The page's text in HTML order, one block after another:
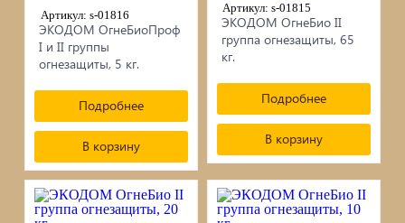
Артикул: s-01816
ЭКОДОМ ОгнеБиоПроф
I и II группы
огнезащиты, 5 кг.
Подробнее
В корзину
Артикул: s-01815
ЭКОДОМ ОгнеБио II
группа огнезащиты, 65
кг.
Подробнее
В корзину